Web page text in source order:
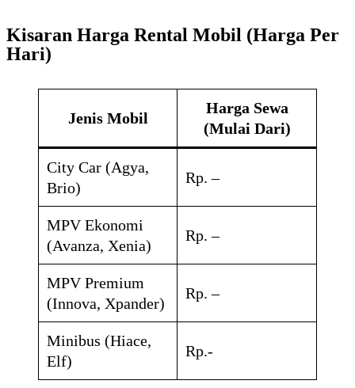
Kisaran Harga Rental Mobil (Harga Per
Hari)
Jenis Mobil
Harga Sewa
(Mulai Dari)
City Car (Agya,
Brio)
Rp. –
MPV Ekonomi
(Avanza, Xenia)
Rp. –
MPV Premium
(Innova, Xpander)
Rp. –
Minibus (Hiace,
Elf)
Rp.-